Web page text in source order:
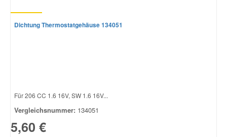
Dichtung Thermostatgehäuse 134051
Für 206 CC 1.6 16V, SW 1.6 16V...
Vergleichsnummer: 134051
5,60 €